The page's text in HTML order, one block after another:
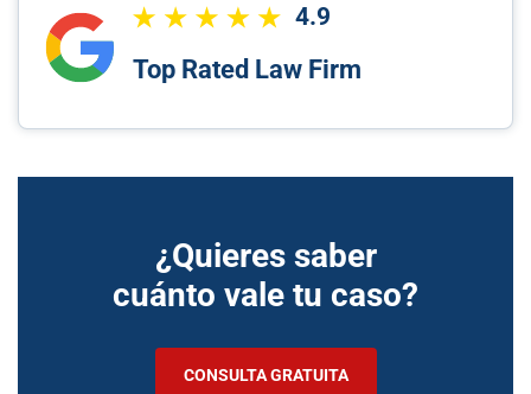
4.9
Top Rated Law Firm
¿Quieres saber
cuánto vale tu caso?
CONSULTA GRATUITA